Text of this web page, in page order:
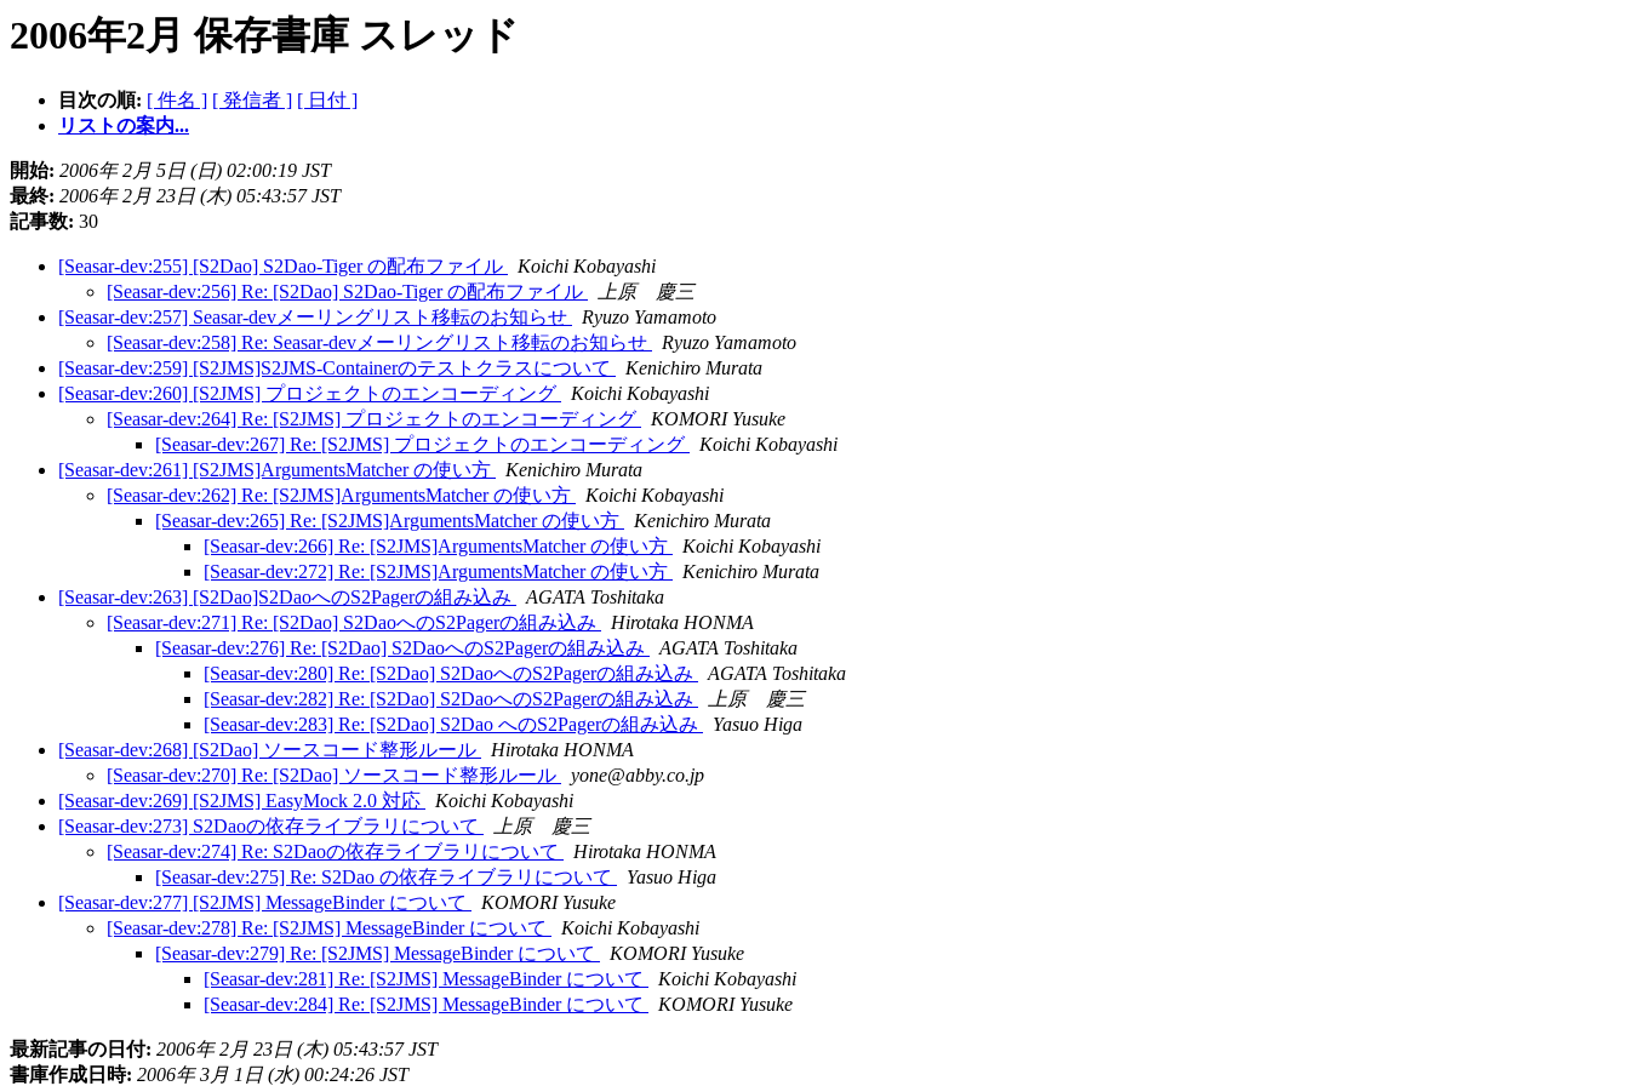
2006年2月 保存書庫 スレッド
目次の順: [ 件名 ] [ 発信者 ] [ 日付 ]
リストの案内...
開始: 2006年 2月 5日 (日) 02:00:19 JST
最終: 2006年 2月 23日 (木) 05:43:57 JST
記事数: 30
[Seasar-dev:255] [S2Dao] S2Dao-Tiger の配布ファイル
Koichi Kobayashi
[Seasar-dev:256] Re: [S2Dao] S2Dao-Tiger の配布ファイル
上原 慶三
[Seasar-dev:257] Seasar-devメーリングリスト移転のお知らせ
Ryuzo Yamamoto
[Seasar-dev:258] Re: Seasar-devメーリングリスト移転のお知らせ
Ryuzo Yamamoto
[Seasar-dev:259] [S2JMS]S2JMS-Containerのテストクラスについて
Kenichiro Murata
[Seasar-dev:260] [S2JMS] プロジェクトのエンコーディング
Koichi Kobayashi
[Seasar-dev:264] Re: [S2JMS] プロジェクトのエンコーディング
KOMORI Yusuke
[Seasar-dev:267] Re: [S2JMS] プロジェクトのエンコーディング
Koichi Kobayashi
[Seasar-dev:261] [S2JMS]ArgumentsMatcher の使い方
Kenichiro Murata
[Seasar-dev:262] Re: [S2JMS]ArgumentsMatcher の使い方
Koichi Kobayashi
[Seasar-dev:265] Re: [S2JMS]ArgumentsMatcher の使い方
Kenichiro Murata
[Seasar-dev:266] Re: [S2JMS]ArgumentsMatcher の使い方
Koichi Kobayashi
[Seasar-dev:272] Re: [S2JMS]ArgumentsMatcher の使い方
Kenichiro Murata
[Seasar-dev:263] [S2Dao]S2DaoへのS2Pagerの組み込み
AGATA Toshitaka
[Seasar-dev:271] Re: [S2Dao] S2DaoへのS2Pagerの組み込み
Hirotaka HONMA
[Seasar-dev:276] Re: [S2Dao] S2DaoへのS2Pagerの組み込み
AGATA Toshitaka
[Seasar-dev:280] Re: [S2Dao] S2DaoへのS2Pagerの組み込み
AGATA Toshitaka
[Seasar-dev:282] Re: [S2Dao] S2DaoへのS2Pagerの組み込み
上原 慶三
[Seasar-dev:283] Re: [S2Dao] S2Dao へのS2Pagerの組み込み
Yasuo Higa
[Seasar-dev:268] [S2Dao] ソースコード整形ルール
Hirotaka HONMA
[Seasar-dev:270] Re: [S2Dao] ソースコード整形ルール
yone@abby.co.jp
[Seasar-dev:269] [S2JMS] EasyMock 2.0 対応
Koichi Kobayashi
[Seasar-dev:273] S2Daoの依存ライブラリについて
上原 慶三
[Seasar-dev:274] Re: S2Daoの依存ライブラリについて
Hirotaka HONMA
[Seasar-dev:275] Re: S2Dao の依存ライブラリについて
Yasuo Higa
[Seasar-dev:277] [S2JMS] MessageBinder について
KOMORI Yusuke
[Seasar-dev:278] Re: [S2JMS] MessageBinder について
Koichi Kobayashi
[Seasar-dev:279] Re: [S2JMS] MessageBinder について
KOMORI Yusuke
[Seasar-dev:281] Re: [S2JMS] MessageBinder について
Koichi Kobayashi
[Seasar-dev:284] Re: [S2JMS] MessageBinder について
KOMORI Yusuke
最新記事の日付: 2006年 2月 23日 (木) 05:43:57 JST
書庫作成日時: 2006年 3月 1日 (水) 00:24:26 JST